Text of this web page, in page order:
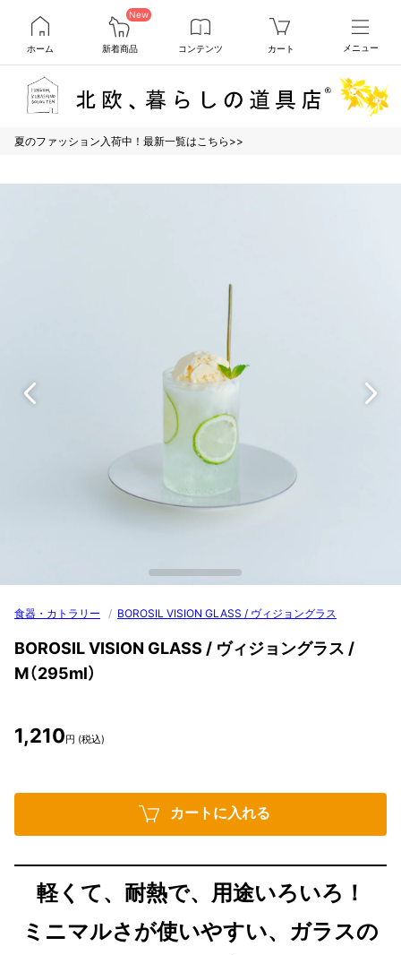
ホーム
New
新着商品 コンテンツ カート メニュー
夏のファッション入荷中！最新一覧はこちら>>
食器・カトラリー / BOROSIL VISION GLASS / ヴィジョングラス
BOROSIL VISION GLASS / ヴィジョングラス /
M（295ml）
1,210円 (税込)
カートに入れる
軽くて、耐熱で、用途いろいろ！
ミニマルさが使いやすい、ガラスの